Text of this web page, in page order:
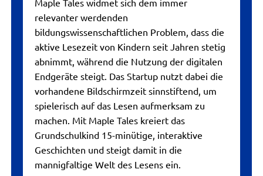
relevanter werdenden
bildungswissenschaftlichen Problem, dass die
aktive Lesezeit von Kindern seit Jahren stetig
abnimmt, während die Nutzung der digitalen
Endgeräte steigt. Das Startup nutzt dabei die
vorhandene Bildschirmzeit sinnstiftend, um
spielerisch auf das Lesen aufmerksam zu
machen. Mit Maple Tales kreiert das
Grundschulkind 15-minütige, interaktive
Geschichten und steigt damit in die
mannigfaltige Welt des Lesens ein.